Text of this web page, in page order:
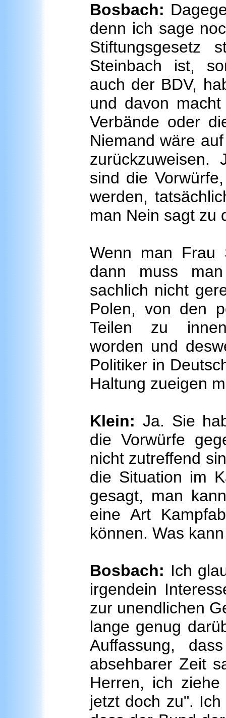
Bosbach:
denn ich sage
Steinbach ist,
auch der BDV,
und davon
Verbände oder
Niemand wäre
sind die
werden,
man Nein sagt zu
Wenn man Frau
dann muss
sachlich nicht
Polen, von den
Teilen zu
worden und
Politiker in
Haltung zueigen
Klein: Ja. Sie
die Vorwürfe
nicht zutreffend
die Situation im
gesagt, man
eine Art
können. Was
Bosbach: Ich
irgendein
zur unendlichen
lange genug
Auffassung,
absehbarer Zeit
Herren, ich
jetzt doch zu".